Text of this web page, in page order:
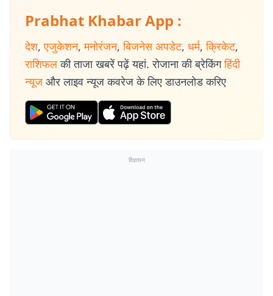
Prabhat Khabar App :
देश, एजुकेशन, मनोरंजन, बिजनेस अपडेट, धर्म, क्रिकेट,
राशिफल की ताजा खबरें पढ़ें यहां. रोजाना की ब्रेकिंग हिंदी
न्यूज और लाइव न्यूज कवरेज के लिए डाउनलोड करिए
विज्ञापन